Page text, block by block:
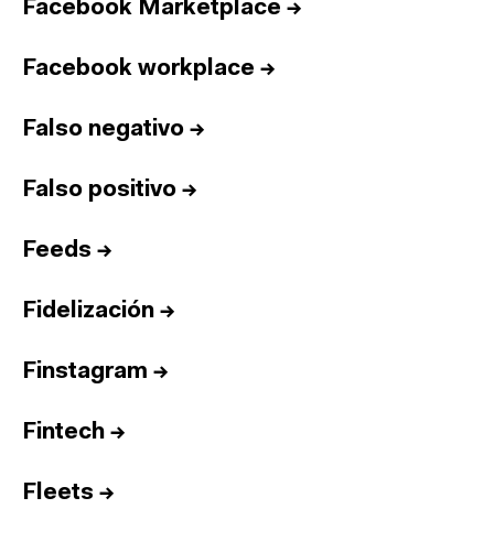
Facebook Marketplace →
Facebook workplace →
Falso negativo →
Falso positivo →
Feeds →
Fidelización →
Finstagram →
Fintech →
Fleets →